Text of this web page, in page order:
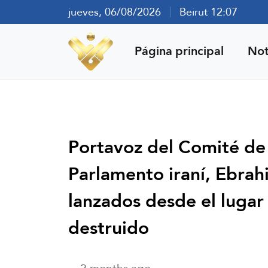
jueves, 06/08/2026 Beirut 12:07
Página principal
Portavoz del Comité
Parlamento iraní,
lanzados desde el
destruido